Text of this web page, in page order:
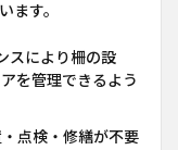
ます。
スにより柵の設
を管理できるよう
点検・修繕が不要